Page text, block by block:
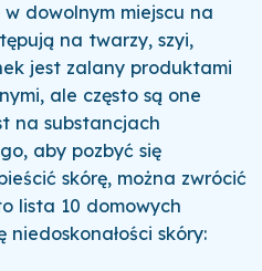
dowolnym miejscu na
na twarzy, szyi,
jest zalany produktami
ale często są one
na substancjach
aby pozbyć się
skórę, można zwrócić
lista 10 domowych
niedoskonałości skóry: